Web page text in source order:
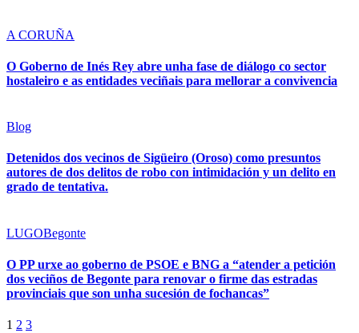
A CORUÑA
O Goberno de Inés Rey abre unha fase de diálogo co sector
hostaleiro e as entidades veciñais para mellorar a convivencia
Blog
Detenidos dos vecinos de Sigüeiro (Oroso) como presuntos
autores de dos delitos de robo con intimidación y un delito en
grado de tentativa.
LUGOBegonte
O PP urxe ao goberno de PSOE e BNG a “atender a petición
dos veciños de Begonte para renovar o firme das estradas
provinciais que son unha sucesión de fochancas”
1 2 3